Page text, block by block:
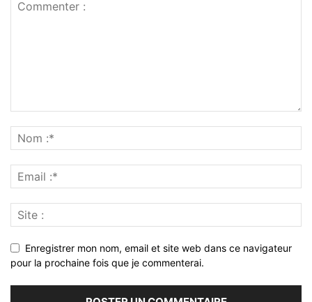
Enregistrer mon nom, email et site web dans ce navigateur
pour la prochaine fois que je commenterai.